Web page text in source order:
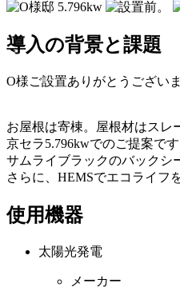
導入の背景と課題
O様ご設置ありがとうございま
お屋根は寄棟。屋根材はスレ
京セラ5.796kwでのご提案です
サムライブラックのバックシ
さらに、HEMSでエコライフ
使用機器
太陽光発電
メーカー